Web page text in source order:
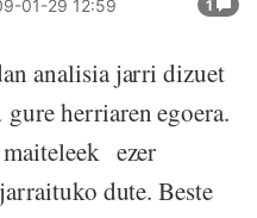
1
01-29 12:59
analisia jarri dizuet
herriaren egoera.
ezer
dute. Beste